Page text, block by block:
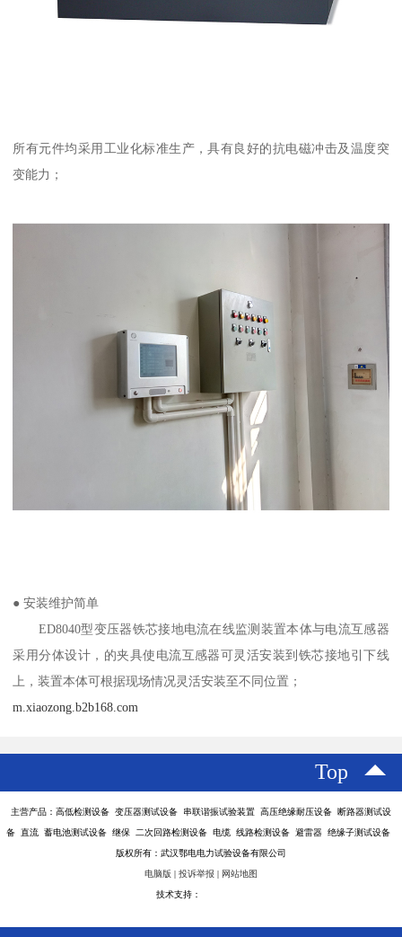
所有元件均采用工业化标准生产，具有良好的抗电磁冲击及温度突
变能力；
● 安装维护简单
ED8040型变压器铁芯接地电流在线监测装置本体与电流互感器
采用分体设计，的夹具使电流互感器可灵活安装到铁芯接地引下线
上，装置本体可根据现场情况灵活安装至不同位置；
m.xiaozong.b2b168.com
Top
主营产品：高低检测设备 变压器测试设备 串联谐振试验装置 高压绝缘耐压设备 断路器测试设
备 直流 蓄电池测试设备 继保 二次回路检测设备 电缆 线路检测设备 避雷器 绝缘子测试设备
版权所有：武汉鄂电电力试验设备有限公司
电脑版 | 投诉举报 | 网站地图
技术支持：